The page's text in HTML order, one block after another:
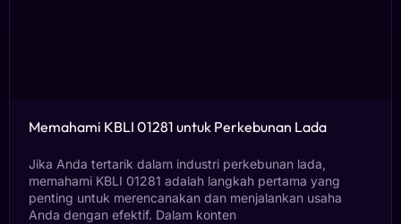
Memahami KBLI 01281 untuk Perkebunan Lada
Jika Anda tertarik dalam industri perkebunan lada,
memahami KBLI 01281 adalah langkah pertama yang
penting untuk merencanakan dan menjalankan usaha
Anda dengan efektif. Dalam konten